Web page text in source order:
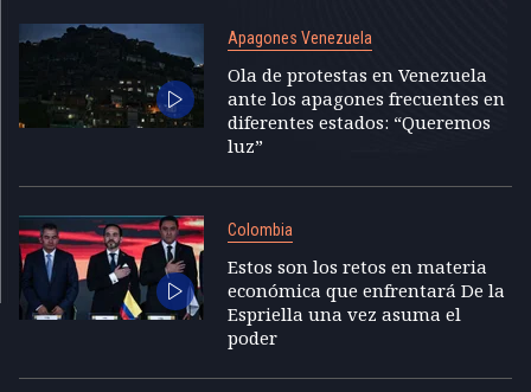
Apagones Venezuela
Ola de protestas en Venezuela
ante los apagones frecuentes en
diferentes estados: “Queremos
luz”
Colombia
Estos son los retos en materia
económica que enfrentará De la
Espriella una vez asuma el
poder